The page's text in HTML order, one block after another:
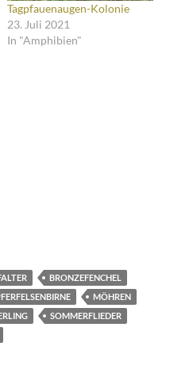
Tagpfauenaugen-Kolonie
23. Juli 2021
In "Amphibien"
BRONZEFENCHEL
MÖHREN
SOMMERFLIEDER